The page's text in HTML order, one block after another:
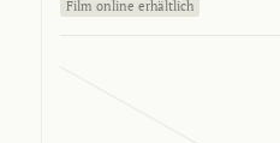
Film online erhältlich